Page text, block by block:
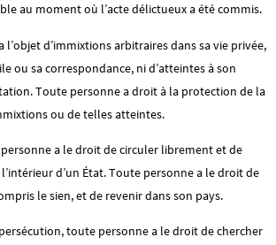
au moment où l’acte délictueux a été commis.
l’objet d’immixtions arbitraires dans sa vie privée,
ou sa correspondance, ni d’atteintes à son
Toute personne a droit à la protection de la
ou de telles atteintes.
a le droit de circuler librement et de
d’un État. Toute personne a le droit de
le sien, et de revenir dans son pays.
toute personne a le droit de chercher